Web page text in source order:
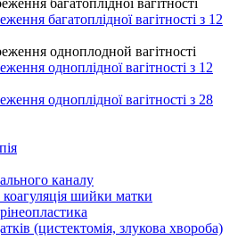
багатоплідної вагітності
багатоплідної вагітності з 12
одноплодной вагітності
одноплідної вагітності з 12
одноплідної вагітності з 28
каналу
шийки матки
(цистектомія, злукова хвороба)